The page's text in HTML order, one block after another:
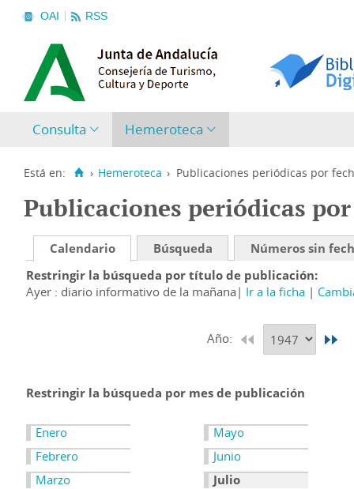
OAI RSS
Consulta Hemeroteca
Está en: › Hemeroteca › Publicaciones periódicas por
Publicaciones periódicas
Calendario Búsqueda
Números sin
Restringir la búsqueda por título de publicación
Ayer : diario informativo de la mañana
Ir a la ficha
Año:
Restringir la búsqueda por mes de publicación
Enero
Febrero
Marzo
Mayo
Junio
Julio